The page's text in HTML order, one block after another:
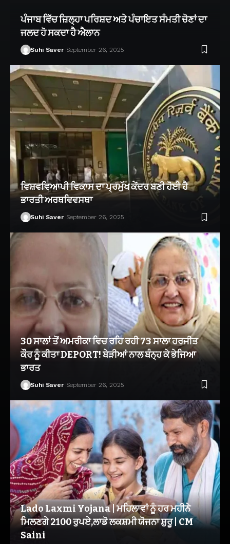
ਪੰਜਾਬ ਵਿੱਚ ਜ਼ਿਲ੍ਹਾ ਪਰਿਸ਼ਦ ਅਤੇ ਪੰਚਾਇਤ ਸੰਮਤੀ ਚੋਣਾਂ ਦਾ
ਜਲਦ ਹੋ ਸਕਦਾ ਹੈ ਐਲਾਨ
Suhi Saver September 26, 2025
ਵਿਸ਼ਵਵਿਆਪੀ ਵਿਕਾਸ ਦਾ ਪ੍ਰਮੁੱਖ ਕੇਂਦਰ ਬਣੀ ਹੋਈ ਹੈ
ਭਾਰਤੀ ਅਰਥਵਿਵਸਥਾ
Suhi Saver September 26, 2025
30 ਸਾਲਾਂ ਤੋਂ ਅਮਰੀਕਾ ਵਿਚ ਰਹਿ ਰਹੀ 73 ਸਾਲਾ ਹਰਜੀਤ
ਕੌਰ ਨੂੰ ਕੀਤਾ DEPORT! ਬੇੜੀਆਂ ਨਾਲ ਬੰਨ੍ਹ ਕੇ ਭੇਜਿਆ
ਭਾਰਤ
Suhi Saver September 26, 2025
Lado Laxmi Yojana | ਮਹਿਲਾਵਾਂ ਨੂੰ ਹਰ ਮਹੀਨੇ
ਮਿਲਣਗੇ 2100 ਰੁਪਏ,ਲਾਡੋ ਲਕਸ਼ਮੀ ਯੋਜਨਾ ਸ਼ੁਰੂ | CM
Saini